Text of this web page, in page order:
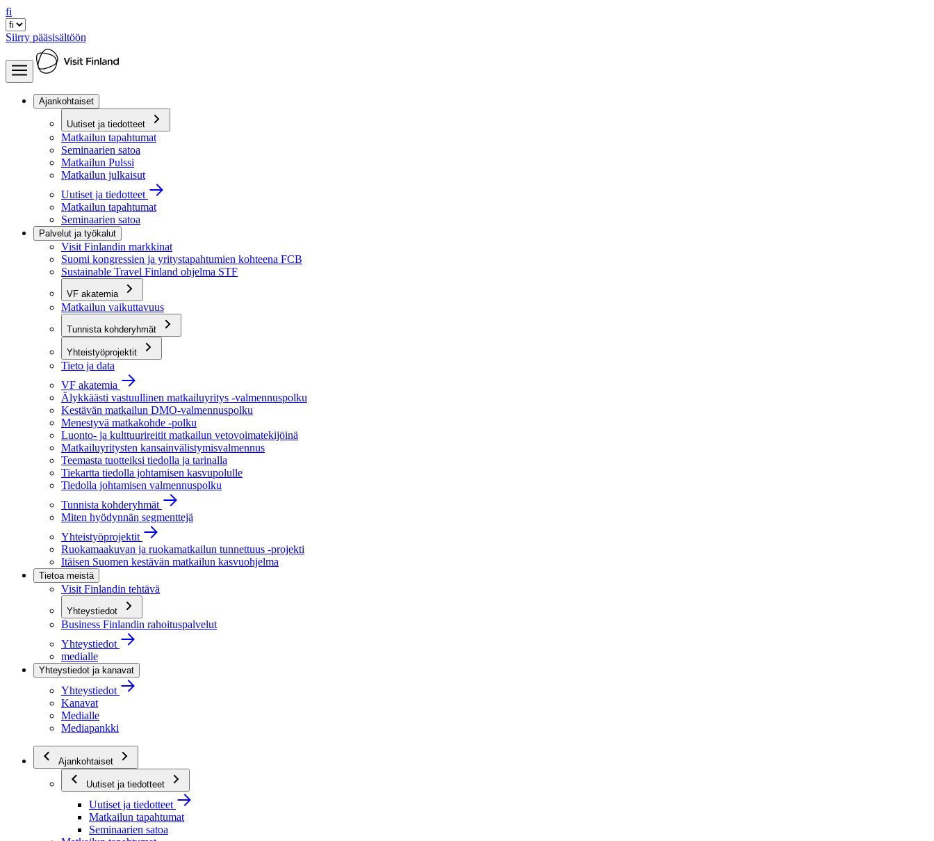
fi
Siirry pääsisältöön
Ajankohtaiset
Uutiset ja tiedotteet
Matkailun tapahtumat
Seminaarien satoa
Matkailun Pulssi
Matkailun julkaisut
Uutiset ja tiedotteet
Matkailun tapahtumat
Seminaarien satoa
Palvelut ja työkalut
Visit Finlandin markkinat
Suomi kongressien ja yritystapahtumien kohteena FCB
Sustainable Travel Finland ohjelma STF
VF akatemia
Matkailun vaikuttavuus
Tunnista kohderyhmät
Yhteistyöprojektit
Tieto ja data
VF akatemia
Älykkäästi vastuullinen matkailuyritys -valmennuspolku
Kestävän matkailun DMO-valmennuspolku
Menestyvä matkakohde -polku
Luonto- ja kulttuurireitit matkailun vetovoimatekijöinä
Matkailuyritysten kansainvälistymisvalmennus
Teemasta tuotteiksi tiedolla ja tarinalla
Tiekartta tiedolla johtamisen kasvupolulle
Tiedolla johtamisen valmennuspolku
Tunnista kohderyhmät
Miten hyödynnän segmenttejä
Yhteistyöprojektit
Ruokamaakuvan ja ruokamatkailun tunnettuus -projekti
Itäisen Suomen kestävän matkailun kasvuohjelma
Tietoa meistä
Visit Finlandin tehtävä
Yhteystiedot
Business Finlandin rahoituspalvelut
Yhteystiedot
medialle
Yhteystiedot ja kanavat
Yhteystiedot
Kanavat
Medialle
Mediapankki
Ajankohtaiset
Uutiset ja tiedotteet
Uutiset ja tiedotteet
Matkailun tapahtumat
Seminaarien satoa